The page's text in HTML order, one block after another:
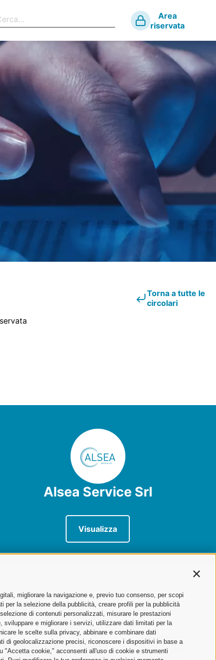
migliorare la navigazione e, previo tuo consenso, per scopi
la selezione della pubblicità, creare profili per la pubblicità
di contenuti personalizzati, misurare le prestazioni
e migliorare i servizi, utilizzare dati limitati per la
le scelte sulla privacy, abbinare e combinare dati
di geolocalizzazione precisi, riconoscere i dispositivi in base a
"Accetta cookie," acconsenti all'uso di cookie e strumenti
Area
riservata
Torna a tutte le
circolari
Alsea Service Srl
Visualizza